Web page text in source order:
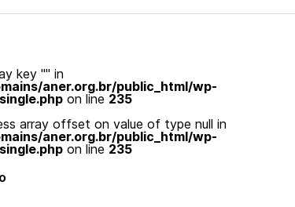
key "" in
aner.org.br/public_html/wp-
on line 235
array offset on value of type null in
aner.org.br/public_html/wp-
on line 235